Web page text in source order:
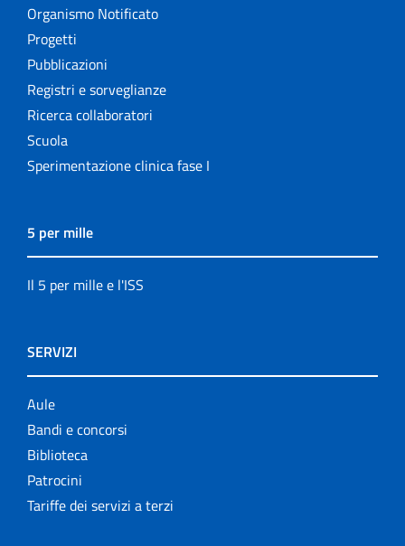
Organismo Notificato
Progetti
Pubblicazioni
Registri e sorveglianze
Ricerca collaboratori
Scuola
Sperimentazione clinica fase I
5 per mille
Il 5 per mille e l'ISS
SERVIZI
Aule
Bandi e concorsi
Biblioteca
Patrocini
Tariffe dei servizi a terzi